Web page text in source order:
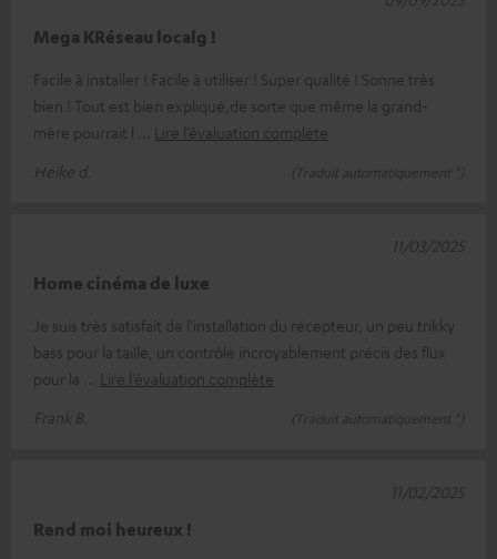
Mega KRéseau localg !
Facile à installer ! Facile à utiliser ! Super qualité ! Sonne très
bien ! Tout est bien expliqué,de sorte que même la grand-
mère pourrait l
Lire l’évaluation complète
Heike d.
(Traduit automatiquement *)
Home cinéma de luxe
Je suis très satisfait de l'installation du récepteur, un peu trikky
bass pour la taille, un contrôle incroyablement précis des flux
pour la
Lire l’évaluation complète
Frank B.
(Traduit automatiquement *)
11/03/2025
Rend moi heureux !
11/02/2025